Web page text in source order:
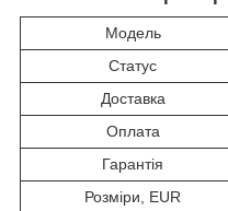
Модель
Статус
Доставка
Оплата
Гарантія
Розміри, EUR